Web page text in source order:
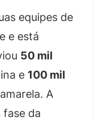
equipes de
e está
50 mil
e 100 mil
A
fase da